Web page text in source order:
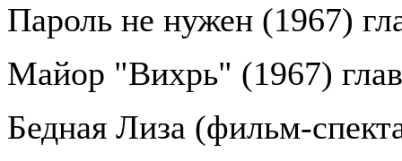
Пароль не нужен (1967)
Майор "Вихрь" (1967)
Бедная Лиза (фильм-